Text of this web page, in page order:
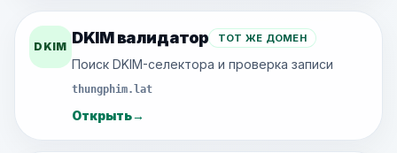
DKIM DKIM валидатор ТОТ ЖЕ ДОМЕН
Поиск DKIM-селектора и проверка записи
thungphim.lat
Открыть→